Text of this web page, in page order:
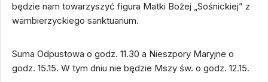
będzie nam towarzyszyć figura Matki Bożej „Sośnickiej” z
wambierzyckiego sanktuarium.
Suma Odpustowa o godz. 11.30 a Nieszpory Maryjne o
godz. 15.15. W tym dniu nie będzie Mszy św. o godz. 12.15.